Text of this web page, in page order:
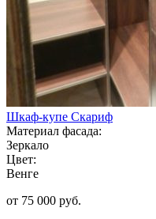
Шкаф-купе Скариф
Материал фасада:
Зеркало
Цвет:
Венге
от 75 000 руб.